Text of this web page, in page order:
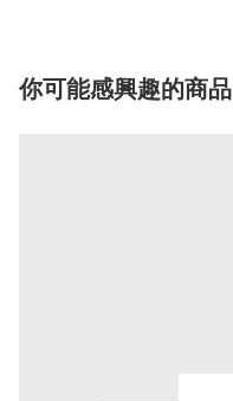
你可能感興趣的商品